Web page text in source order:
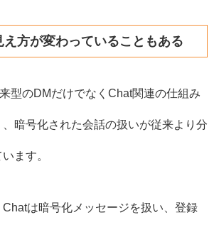
方が変わっていることもある
型のDMだけでなくChat関連の仕組み
暗号化された会話の扱いが従来より分
ます。
は暗号化メッセージを扱い、登録